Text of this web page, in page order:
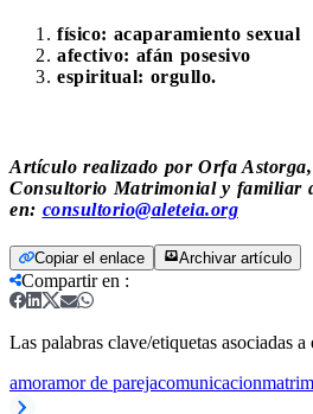
físico: acaparamiento sexual
afectivo: afán posesivo
espiritual: orgullo.
Artículo realizado por Orfa Astorga,
Consultorio Matrimonial y familiar
en: consultorio@aleteia.org
Copiar el enlace Archivar artículo
Compartir en :
Las palabras clave/etiquetas asociadas a
amoramor de parejacomunicacion